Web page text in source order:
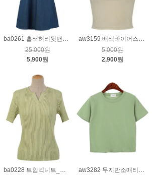
ba0261 홀터허리뒷밴딩원피스_중청
25,000원
5,900원
aw3159 배색바이어스민소매티_베이지
5,000원
2,900원
ba0228 트임넥니트_연카키
aw3282 무지반소매티_연카키